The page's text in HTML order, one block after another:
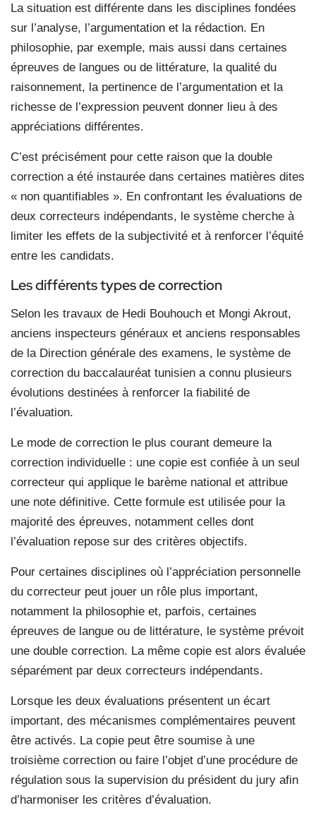
La situation est différente dans les disciplines fondées
sur l’analyse, l’argumentation et la rédaction. En
philosophie, par exemple, mais aussi dans certaines
épreuves de langues ou de littérature, la qualité du
raisonnement, la pertinence de l’argumentation et la
richesse de l’expression peuvent donner lieu à des
appréciations différentes.
C’est précisément pour cette raison que la double
correction a été instaurée dans certaines matières dites
« non quantifiables ». En confrontant les évaluations de
deux correcteurs indépendants, le système cherche à
limiter les effets de la subjectivité et à renforcer l’équité
entre les candidats.
Les différents types de correction
Selon les travaux de Hedi Bouhouch et Mongi Akrout,
anciens inspecteurs généraux et anciens responsables
de la Direction générale des examens, le système de
correction du baccalauréat tunisien a connu plusieurs
évolutions destinées à renforcer la fiabilité de
l’évaluation.
Le mode de correction le plus courant demeure la
correction individuelle : une copie est confiée à un seul
correcteur qui applique le barème national et attribue
une note définitive. Cette formule est utilisée pour la
majorité des épreuves, notamment celles dont
l’évaluation repose sur des critères objectifs.
Pour certaines disciplines où l’appréciation personnelle
du correcteur peut jouer un rôle plus important,
notamment la philosophie et, parfois, certaines
épreuves de langue ou de littérature, le système prévoit
une double correction. La même copie est alors évaluée
séparément par deux correcteurs indépendants.
Lorsque les deux évaluations présentent un écart
important, des mécanismes complémentaires peuvent
être activés. La copie peut être soumise à une
troisième correction ou faire l’objet d’une procédure de
régulation sous la supervision du président du jury afin
d’harmoniser les critères d’évaluation.